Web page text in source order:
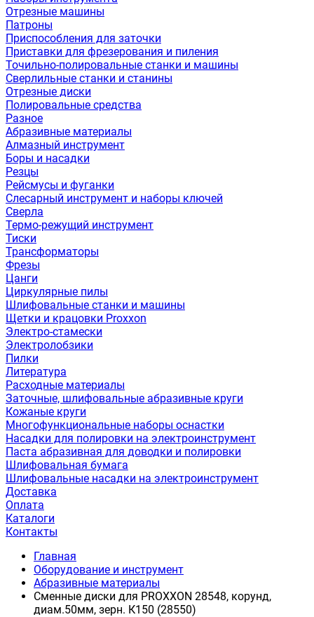
Отрезные машины
Патроны
Приспособления для заточки
Приставки для фрезерования и пиления
Точильно-полировальные станки и машины
Сверлильные станки и станины
Отрезные диски
Полировальные средства
Разное
Абразивные материалы
Алмазный инструмент
Боры и насадки
Резцы
Рейсмусы и фуганки
Слесарный инструмент и наборы ключей
Сверла
Термо-режущий инструмент
Тиски
Трансформаторы
Фрезы
Цанги
Циркулярные пилы
Шлифовальные станки и машины
Щетки и крацовки Proxxon
Электро-стамески
Электролобзики
Пилки
Литература
Расходные материалы
Заточные, шлифовальные абразивные круги
Кожаные круги
Многофункциональные наборы оснастки
Насадки для полировки на электроинструмент
Паста абразивная для доводки и полировки
Шлифовальная бумага
Шлифовальные насадки на электроинструмент
Доставка
Оплата
Каталоги
Контакты
Главная
Оборудование и инструмент
Абразивные материалы
Сменные диски для PROXXON 28548, корунд,
диам.50мм, зерн. К150 (28550)